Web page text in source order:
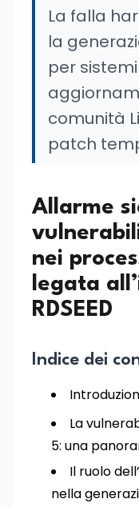
La falla
la
per
comunità
patch
Allarme
nei
legata
RDSEED
Indice dei
La
5: una
Il ruolo
nella